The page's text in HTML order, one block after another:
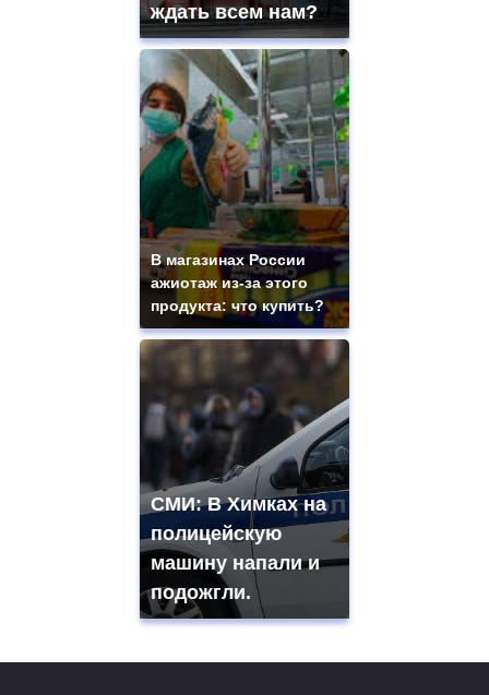
ждать всем нам?
В магазинах России
ажиотаж из-за этого
продукта: что купить?
СМИ: В Химках на
полицейскую
машину напали и
подожгли.